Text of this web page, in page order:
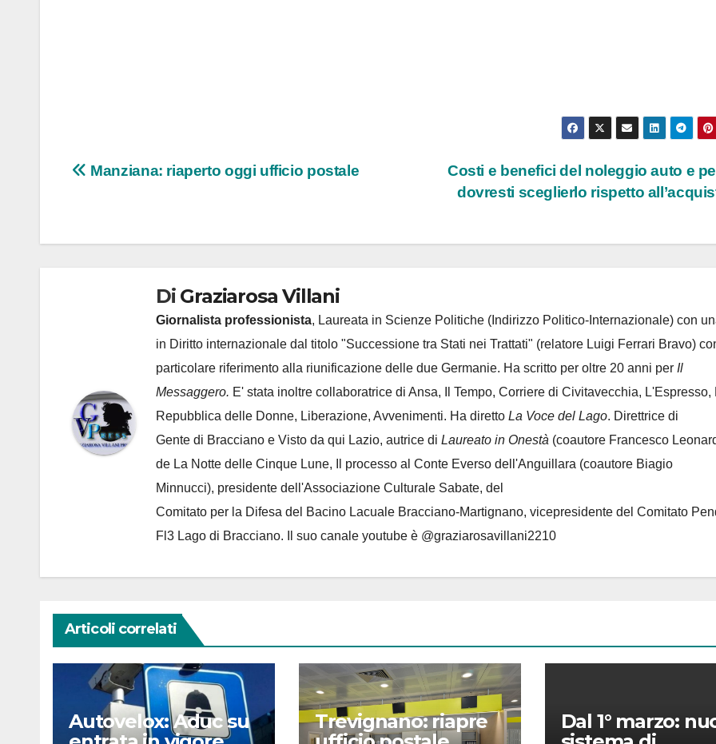
Navigazione
Costi e benefici del noleggio auto e
dovresti sceglierlo rispetto
Manziana: riaperto oggi ufficio postale
Di Graziarosa Villani
Giornalista professionista, Laureata in Scienze Politiche (Indirizzo Politico-Internazionale) con
in Diritto internazionale dal titolo "Successione tra Stati nei Trattati" (relatore Luigi Ferrari Bravo)
particolare riferimento alla riunificazione delle due Germanie. Ha scritto per oltre 20 anni per Il
Messaggero. E' stata inoltre collaboratrice di Ansa, Il Tempo, Corriere di Civitavecchia, L'Espresso,
Repubblica delle Donne, Liberazione, Avvenimenti. Ha diretto La Voce del Lago. Direttrice di
Gente di Bracciano e Visto da qui Lazio, autrice di Laureato in Onestà (coautore Francesco
de La Notte delle Cinque Lune, Il processo al Conte Everso dell'Anguillara (coautore Biagio
Minnucci), presidente dell'Associazione Culturale Sabate, del
Comitato per la Difesa del Bacino Lacuale Bracciano-Martignano, vicepresidente del Comitato
Fl3 Lago di Bracciano. Il suo canale youtube è @graziarosavillani2210
Articoli correlati
Autovelox: Aduc su
Trevignano: riapre
Dal 1° marzo: